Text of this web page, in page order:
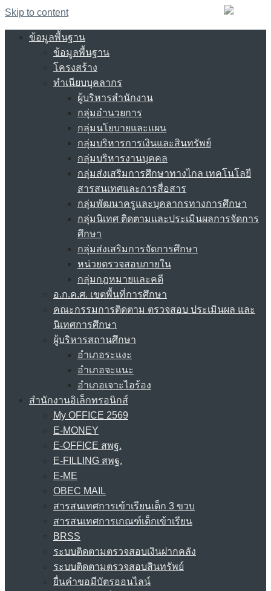
Skip to content
ข้อมูลพื้นฐาน
ข้อมูลพื้นฐาน
โครงสร้าง
ทำเนียบบุคลากร
ผู้บริหารสำนักงาน
กลุ่มอำนวยการ
กลุ่มนโยบายและแผน
กลุ่มบริหารการเงินและสินทรัพย์
กลุ่มบริหารงานบุคคล
กลุ่มส่งเสริมการศึกษาทางไกล เทคโนโลยี
สารสนเทศและการสื่อสาร
กลุ่มพัฒนาครูและบุคลากรทางการศึกษา
กลุ่มนิเทศ ติดตามและประเมินผลการจัดการ
ศึกษา
กลุ่มส่งเสริมการจัดการศึกษา
หน่วยตรวจสอบภายใน
กลุ่มกฎหมายและคดี
อ.ก.ค.ศ. เขตพื้นที่การศึกษา
คณะกรรมการติดตาม ตรวจสอบ ประเมินผล และ
นิเทศการศึกษา
ผู้บริหารสถานศึกษา
อำเภอระแงะ
อำเภอจะแนะ
อำเภอเจาะไอร้อง
สำนักงานอิเล็กทรอนิกส์
My OFFICE 2569
E-MONEY
E-OFFICE สพฐ.
E-FILLING สพฐ.
E-ME
OBEC MAIL
สารสนเทศการเข้าเรียนเด็ก 3 ขวบ
สารสนเทศการเกณฑ์เด็กเข้าเรียน
BRSS
ระบบติดตามตรวจสอบเงินฝากคลัง
ระบบติดตามตรวจสอบสินทรัพย์
ยื่นคำขอมีบัตรออนไลน์